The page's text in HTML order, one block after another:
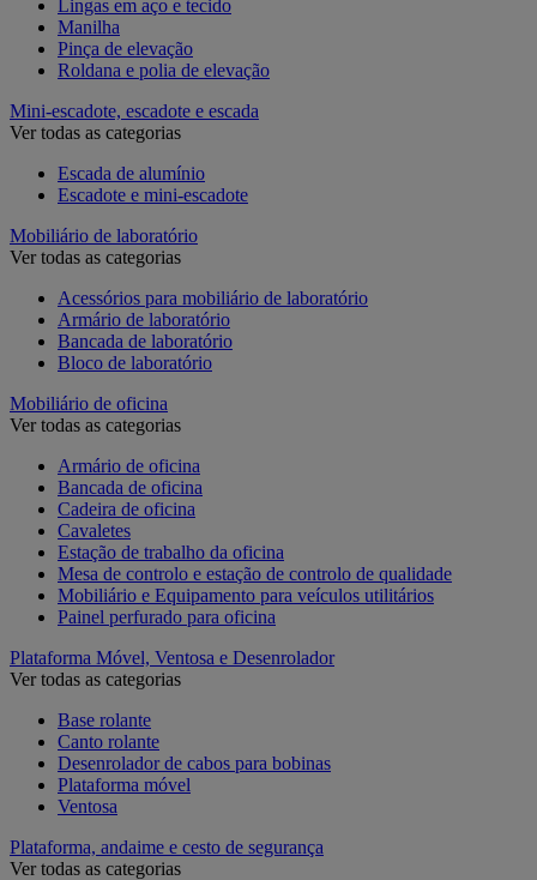
Lingas em aço e tecido
Manilha
Pinça de elevação
Roldana e polia de elevação
Mini-escadote, escadote e escada
Ver todas as categorias
Escada de alumínio
Escadote e mini-escadote
Mobiliário de laboratório
Ver todas as categorias
Acessórios para mobiliário de laboratório
Armário de laboratório
Bancada de laboratório
Bloco de laboratório
Mobiliário de oficina
Ver todas as categorias
Armário de oficina
Bancada de oficina
Cadeira de oficina
Cavaletes
Estação de trabalho da oficina
Mesa de controlo e estação de controlo de qualidade
Mobiliário e Equipamento para veículos utilitários
Painel perfurado para oficina
Plataforma Móvel, Ventosa e Desenrolador
Ver todas as categorias
Base rolante
Canto rolante
Desenrolador de cabos para bobinas
Plataforma móvel
Ventosa
Plataforma, andaime e cesto de segurança
Ver todas as categorias